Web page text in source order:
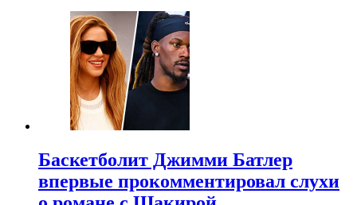
Баскетболит Джимми Батлер
впервые прокомментировал слухи